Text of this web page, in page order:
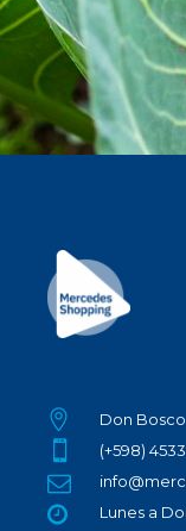
Don
(+598)
Lunes a